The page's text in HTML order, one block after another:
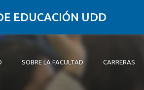
EDUCACIÓN UDD
SOBRE LA FACULTAD CARRERAS
y Educación Continua